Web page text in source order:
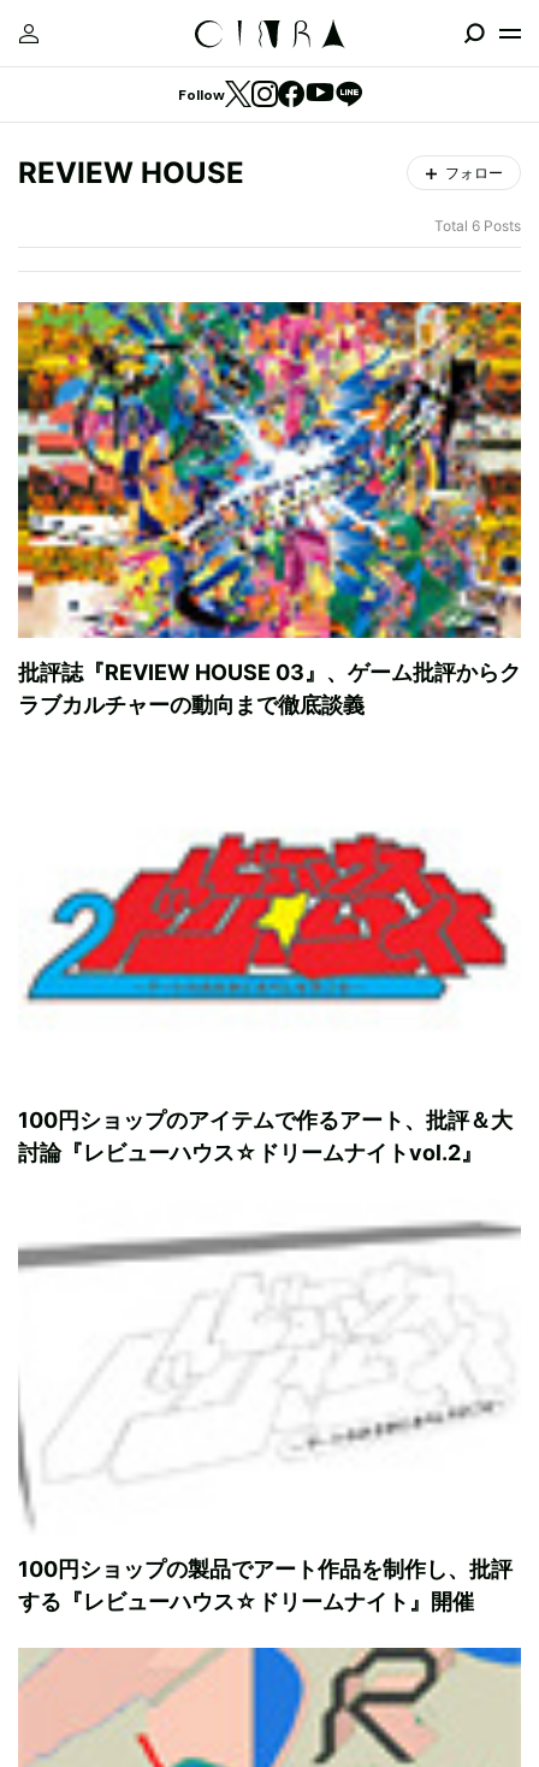
Follow
REVIEW HOUSE フォロー
Total 6 Posts
批評誌『REVIEW HOUSE 03』、ゲーム批評からク
ラブカルチャーの動向まで徹底談義
100円ショップのアイテムで作るアート、批評＆大
討論『レビューハウス☆ドリームナイトvol.2』
100円ショップの製品でアート作品を制作し、批評
する『レビューハウス☆ドリームナイト』開催